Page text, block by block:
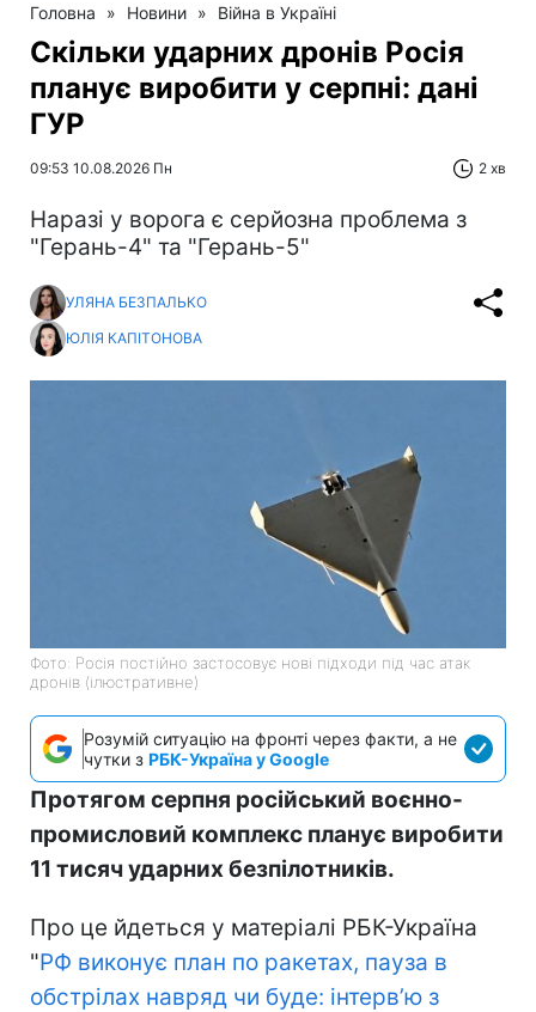
Головна » Новини » Війна в Україні
Скільки ударних дронів Росія
планує виробити у серпні: дані
ГУР
09:53 10.08.2026 Пн 2 хв
Наразі у ворога є серйозна проблема з
"Герань-4" та "Герань-5"
УЛЯНА БЕЗПАЛЬКО
ЮЛІЯ КАПІТОНОВА
Фото: Росія постійно застосовує нові підходи під час атак
дронів (ілюстративне)
Розумій ситуацію на фронті через факти, а не
чутки з РБК-Україна у Google
Протягом серпня російський воєнно-
промисловий комплекс планує виробити
11 тисяч ударних безпілотників.
Про це йдеться у матеріалі РБК-Україна
"РФ виконує план по ракетах, пауза в
обстрілах навряд чи буде: інтервʼю з